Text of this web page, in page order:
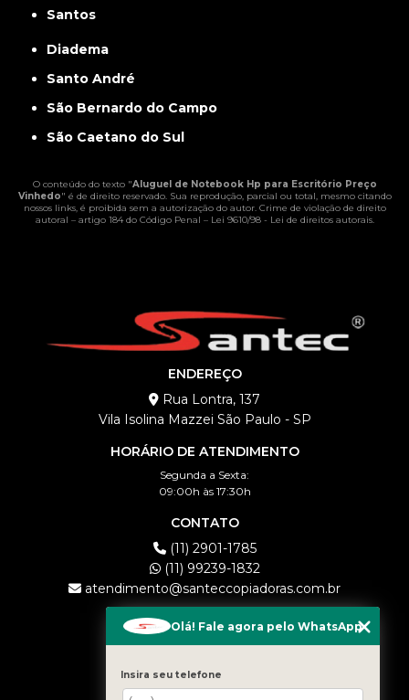
Santos
Diadema
Santo André
São Bernardo do Campo
São Caetano do Sul
O conteúdo do texto "Aluguel de Notebook Hp para Escritório Preço
Vinhedo" é de direito reservado. Sua reprodução, parcial ou total, mesmo citando
nossos links, é proibida sem a autorização do autor. Crime de violação de direito
autoral – artigo 184 do Código Penal – Lei 9610/98 - Lei de direitos autorais.
ENDEREÇO
Rua Lontra, 137
Vila Isolina Mazzei São Paulo - SP
HORÁRIO DE ATENDIMENTO
Segunda a Sexta:
09:00h às 17:30h
CONTATO
(11) 2901-1785
(11) 99239-1832
atendimento@santeccopiadoras.com.br
MENU
HOME
EMPRESA
LOCAÇÃO
Olá! Fale agora pelo WhatsApp
Insira seu telefone